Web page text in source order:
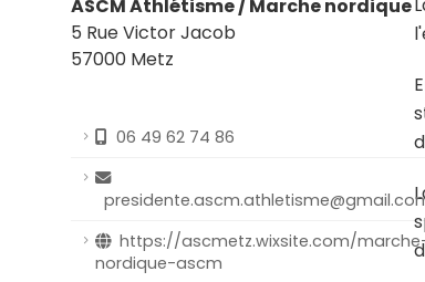
ASCM Athlétisme / Marche nordique
5 Rue Victor Jacob
57000 Metz
06 49 62 74 86
https://ascmetz.wixsite.com/
nordique-ascm